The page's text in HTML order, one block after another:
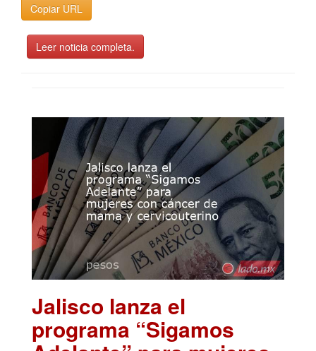
Copiar URL
Leer noticia completa.
Jalisco lanza el
programa “Sigamos